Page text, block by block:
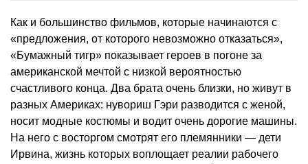
Как и большинство фильмов, которые начинаются с
«предложения, от которого невозможно отказаться»,
«Бумажный тигр» показывает героев в погоне за
американской мечтой с низкой вероятностью
счастливого конца. Два брата очень близки, но живут в
разных Америках: нувориш Гэри разводится с женой,
носит модные костюмы и водит очень дорогие машины.
На него с восторгом смотрят его племянники — дети
Ирвина, жизнь которых воплощает реалии рабочего